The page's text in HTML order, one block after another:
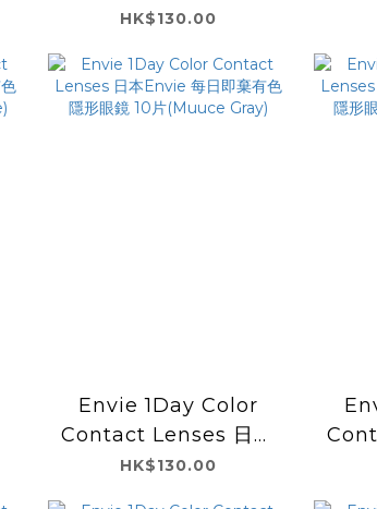
Envie 每日即棄有色隱
Bleu)
HK$130.00
Envie 1Day Color
Contact Lenses 日本
Envie 每日即棄有色隱
HK$130.00